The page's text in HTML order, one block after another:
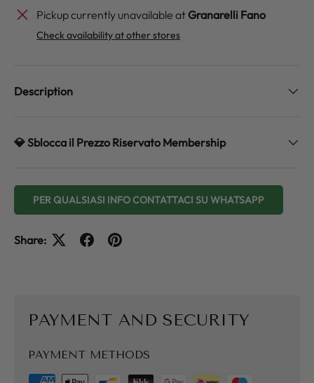
Pickup currently unavailable at Granarelli Fano
Check availability at other stores
Description
💎 Sblocca il Prezzo Riservato Membership
PER QUALSIASI INFO CONTATTACI SU WHATSAPP
Share:
PAYMENT AND SECURITY
PAYMENT METHODS